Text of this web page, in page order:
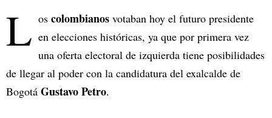
L os colombianos votaban hoy el futuro presidente
en elecciones históricas, ya que por primera vez
una oferta electoral de izquierda tiene posibilidades
de llegar al poder con la candidatura del exalcalde de
Bogotá Gustavo Petro.